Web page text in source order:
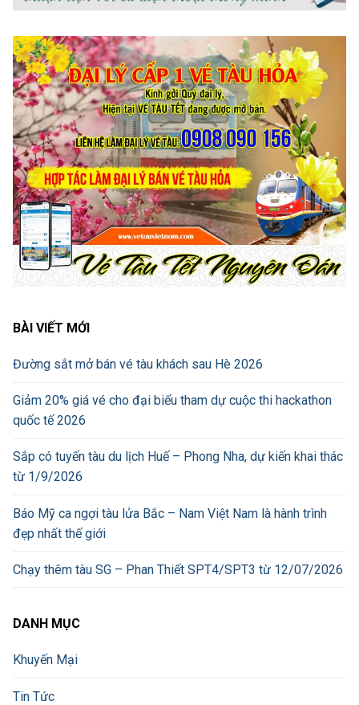
BÀI VIẾT MỚI
Đường sắt mở bán vé tàu khách sau Hè 2026
Giảm 20% giá vé cho đại biểu tham dự cuộc thi hackathon
quốc tế 2026
Sắp có tuyến tàu du lịch Huế – Phong Nha, dự kiến khai thác
từ 1/9/2026
Báo Mỹ ca ngợi tàu lửa Bắc – Nam Việt Nam là hành trình
đẹp nhất thế giới
Chạy thêm tàu SG – Phan Thiết SPT4/SPT3 từ 12/07/2026
DANH MỤC
Khuyến Mại
Tin Tức